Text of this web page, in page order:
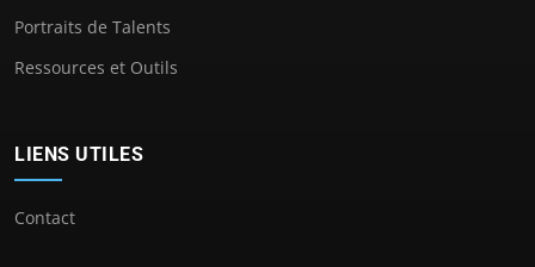
Portraits de Talents
Ressources et Outils
LIENS UTILES
Contact